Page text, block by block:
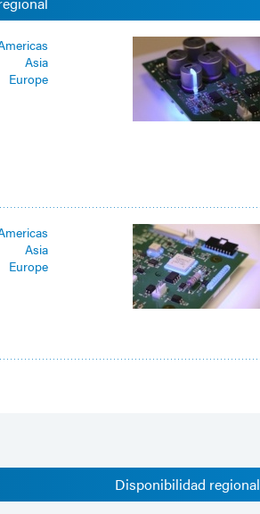
Asia
Europe
Asia
Europe
Disponibilidad regional